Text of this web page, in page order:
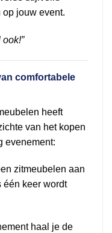
jouw event.
comfortabele
heeft
van het kopen
evenement:
zitmeubelen aan
één keer wordt
haal je de